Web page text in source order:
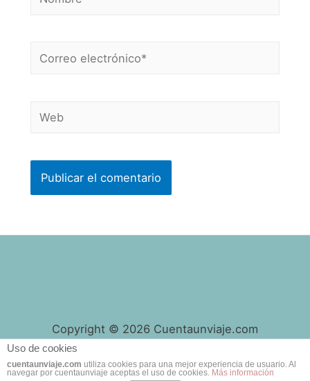
Correo
Web
Copyright © 2026 Cuentaunviaje.com
Uso de cookies
cuentaunviaje.com utiliza cookies para una mejor experiencia de usuario. Al
navegar por cuentaunviaje aceptas el uso de cookies. Más información